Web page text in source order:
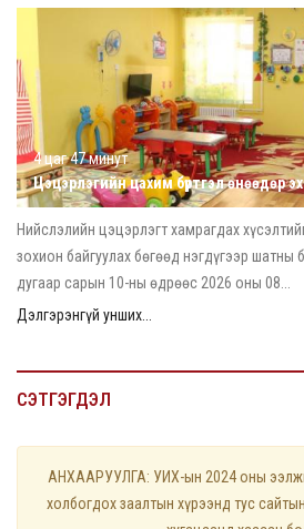
4 цаг 47 минут
Цэцэрлэгийн цахим бүртгэл өнөөдөр
Нийслэлийн цэцэрлэгт хамрагдах
зохион байгуулах бөгөөд нэгдүгээр шатны
дугаар сарын 10-ны өдрөөс 2026 оны 08...
Дэлгэрэнгүй унших...
СЭТГЭГДЭЛ
АНХААРУУЛГА: УИХ-ын 2024 оны
холбогдох заалтын хүрээнд тус